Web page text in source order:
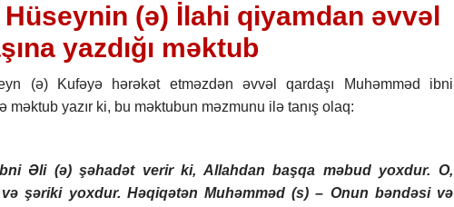
Hüseynin (ə) İlahi qiyamdan əvvəl
yazdığı məktub
(ə) Kufəyə hərəkət etməzdən əvvəl qardaşı Muhəmməd ibni
məktub yazır ki, bu məktubun məzmunu ilə tanış olaq:
Əli (ə) şəhadət verir ki, Allahdan başqa məbud yoxdur. O,
şəriki yoxdur. Həqiqətən Muhəmməd (s) – Onun bəndəsi və